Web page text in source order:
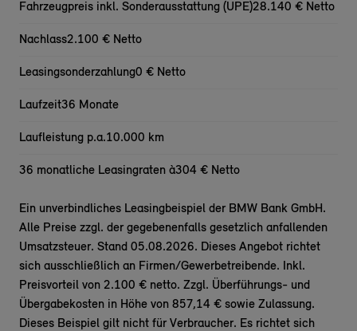
Fahrzeugpreis inkl. Sonderausstattung (UPE)28.140 € Netto
Nachlass2.100 € Netto
Leasingsonderzahlung0 € Netto
Laufzeit36 Monate
Laufleistung p.a.10.000 km
36 monatliche Leasingraten à304 € Netto
Ein unverbindliches Leasingbeispiel der BMW Bank GmbH.
Alle Preise zzgl. der gegebenenfalls gesetzlich anfallenden
Umsatzsteuer. Stand 05.08.2026. Dieses Angebot richtet
sich ausschließlich an Firmen/Gewerbetreibende. Inkl.
Preisvorteil von 2.100 € netto. Zzgl. Überführungs- und
Übergabekosten in Höhe von 857,14 € sowie Zulassung.
Dieses Beispiel gilt nicht für Verbraucher. Es richtet sich